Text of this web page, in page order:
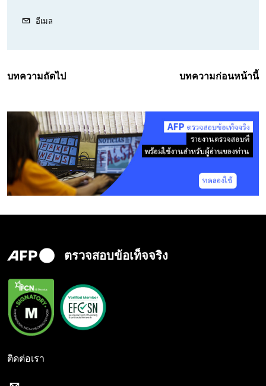
อีเมล
บทความถัดไป บทความก่อนหน้านี้
ตรวจสอบข้อเท็จจริง
ติดต่อเรา